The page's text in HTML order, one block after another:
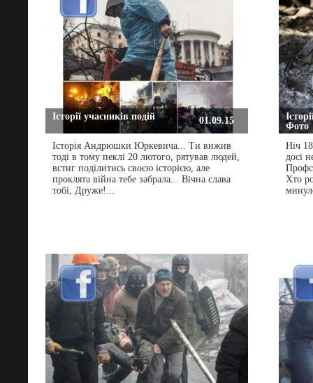
Історії учасників подій 01.09.15
Історія Андрюшки Юркевича... Ти вижив
тоді в тому пеклі 20 лютого, рятував людей,
встиг поділитись своєю історією, але
проклята війна тебе забрала... Вічна слава
тобі, Друже!...
Фото
Ніч
досі
Хто